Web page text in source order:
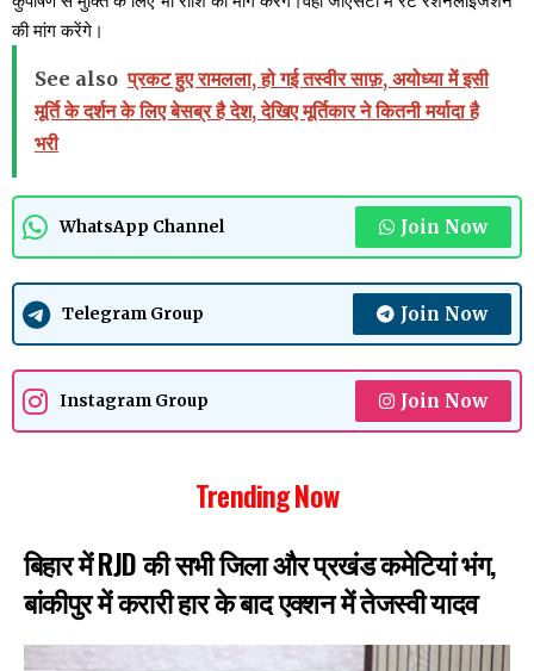
की मांग करेंगे।
See also प्रकट हुए रामलला, हो गई तस्वीर साफ़, अयोध्या में इसी
मूर्ति के दर्शन के लिए बेसब्र है देश, देखिए मूर्तिकार ने कितनी मर्यादा है
भरी
WhatsApp Channel Join Now
Telegram Group Join Now
Instagram Group Join Now
Trending Now
बिहार में RJD की सभी जिला और प्रखंड कमेटियां भंग,
बांकीपुर में करारी हार के बाद एक्शन में तेजस्वी यादव